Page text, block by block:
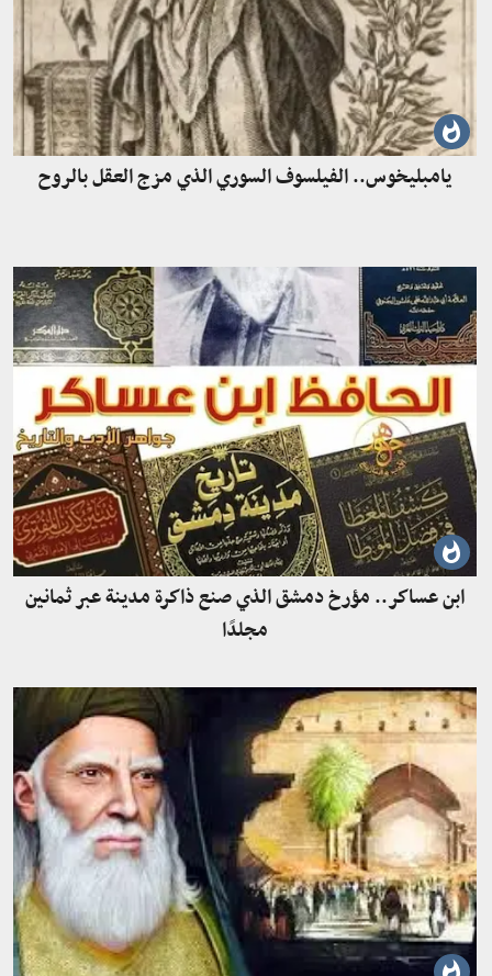
يامبليخوس.. الفيلسوف السوري الذي مزج العقل بالروح
ابن عساكر.. مؤرخ دمشق الذي صنع ذاكرة مدينة عبر ثمانين
مجلدًا